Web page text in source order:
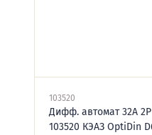
103520
Дифф. автомат 32А
103520 КЭАЗ OptiDin